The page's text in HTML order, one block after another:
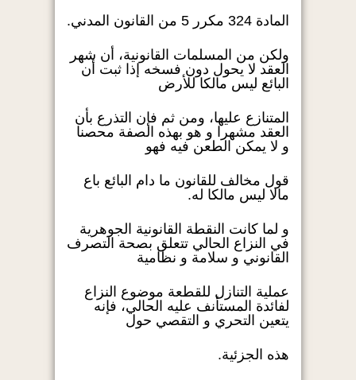
المادة 324 مكرر 5 من القانون المدني.
ولكن من المسلمات القانونية، أن شهر
العقد لا يحول دون فسخه إذا ثبت أن
البائع ليس مالكا للأرض
المتنازع عليها، ومن ثم فإن التذرع بأن
العقد مشهرا و هو بهذه الصفة محصنا
و لا يمكن الطعن فيه فهو
قول مخالف للقانون ما دام البائع باع
مالا ليس مالكا له.
و لما كانت النقطة القانونية الجوهرية
في النزاع الحالي تتعلق بصحة التصرف
القانوني و سلامة و نظامية
عملية التنازل للقطعة موضوع النزاع
لفائدة المستأنف عليه الحالي، فإنه
يتعين التحري و التقصي حول
هذه الجزئية.